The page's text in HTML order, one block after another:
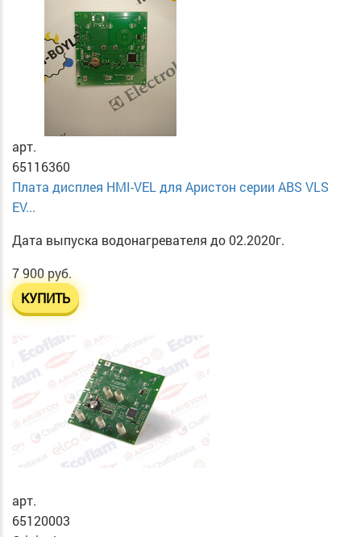
арт.
65116360
Плата дисплея HMI-VEL для Аристон серии ABS VLS
EV...
Дата выпуска водонагревателя до 02.2020г.
7 900 руб.
КУПИТЬ
арт.
65120003